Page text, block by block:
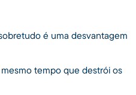
é uma desvantagem
tempo que destrói os